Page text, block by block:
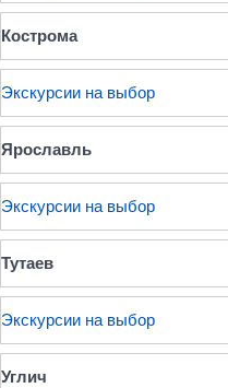
Кострома
Экскурсии на выбор
Ярославль
Экскурсии на выбор
Тутаев
Экскурсии на выбор
Углич